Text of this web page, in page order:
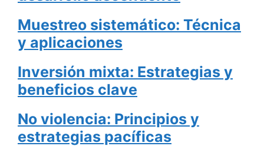
Muestreo sistemático: Técnica
y aplicaciones
Inversión mixta: Estrategias y
beneficios clave
No violencia: Principios y
estrategias pacíficas